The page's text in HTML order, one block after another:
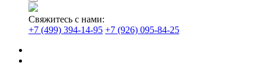
Свяжитесь с нами:
+7 (499) 394-14-95 +7 (926) 095-84-25